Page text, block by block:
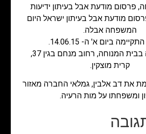
, פרסום מודעת אבל בעיתון ידיעות
מודעת אבל בעיתון ישראל היום
המשפחה אבלה.
ביום א' ה- 14.06.15.
יושבים שבעה בבית המנוחה, רחוב מנחם בגין 37,
קרית מוצקין.
את דב אלבין, גמלאי החברה מאזור
ומשפחתו על מות הרעיה.